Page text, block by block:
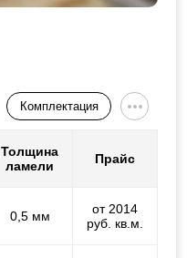
Комплектация
Толщина
ламели
Прайс
0,5 мм
от 2014
руб. кв.м.